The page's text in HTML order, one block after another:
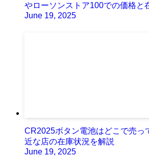
やローソンストア100での価格と
June 19, 2025
CR2025ボタン電池はどこで売っ
近な店の在庫状況を解説
June 19, 2025